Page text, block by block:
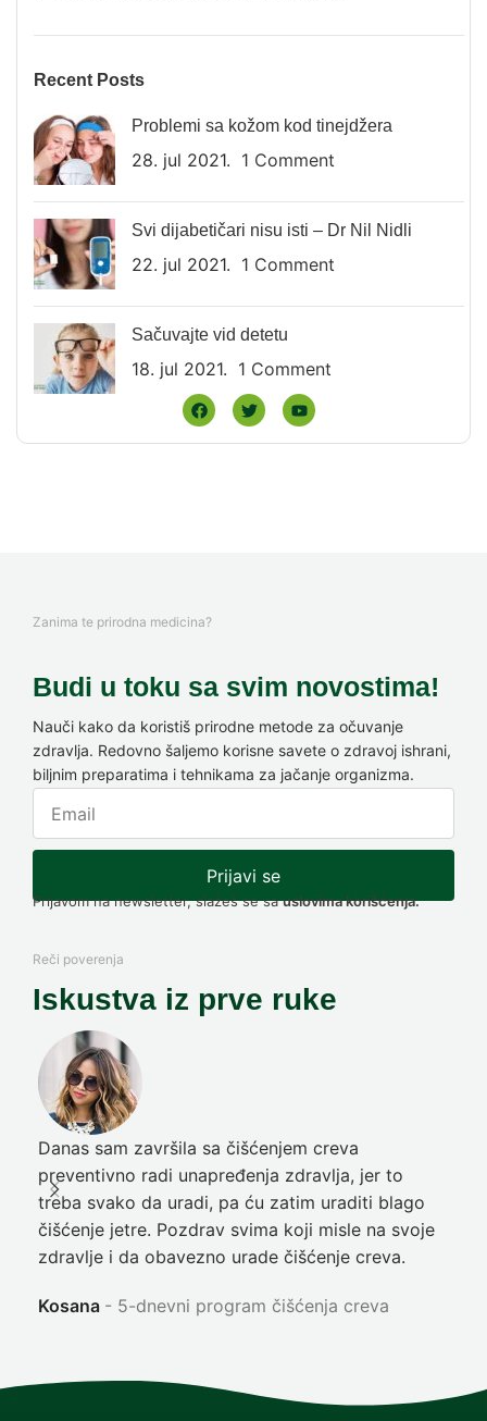
Recent Posts
Problemi sa kožom kod tinejdžera
28. jul 2021. 1 Comment
Svi dijabetičari nisu isti – Dr Nil Nidli
22. jul 2021. 1 Comment
Sačuvajte vid detetu
18. jul 2021. 1 Comment
Zanima te prirodna medicina?
Budi u toku sa svim novostima!
Nauči kako da koristiš prirodne metode za očuvanje
zdravlja. Redovno šaljemo korisne savete o zdravoj ishrani,
biljnim preparatima i tehnikama za jačanje organizma.
Prijavi se
Prijavom na newsletter, slažeš se sauslovima korišćenja.
Reči poverenja
Iskustva iz prve ruke
Danas sam završila sa čišćenjem creva
preventivno radi unapređenja zdravlja, jer to
treba svako da uradi, pa ću zatim uraditi blago
čišćenje jetre. Pozdrav svima koji misle na svoje
zdravlje i da obavezno urade čišćenje creva.
Kosana 5-dnevni program čišćenja creva